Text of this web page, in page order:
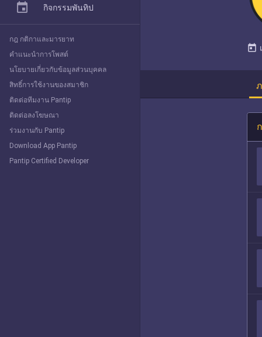
today
Explore
กิจกรรมพันทิป
กฎ กติกาและมารยาท
คำแนะนำการโพสต์
นโยบายเกี่ยวกับข้อมูลส่วนบุคคล
สิทธิ์การใช้งานของสมาชิก
ติดต่อทีมงาน Pantip
ติดต่อลงโฆษณา
ร่วมงานกับ Pantip
Download App Pantip
Pantip Certified Developer